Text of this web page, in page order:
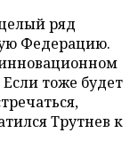
ряд
Федерацию.
тоже будет
Трутнев к